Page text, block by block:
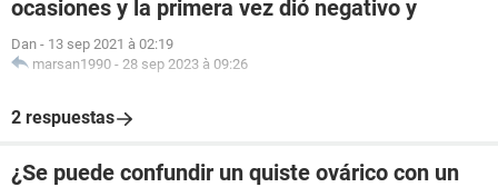
ocasiones y la primera vez dió negativo y
Dan - 13 sep 2021 à 02:19
marsan1990 - 28 sep 2023 à 09:26
2 respuestas
¿Se puede confundir un quiste ovárico con un